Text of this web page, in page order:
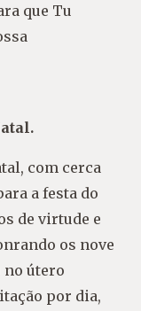
que Tu
com cerca
a festa do
de virtude e
os nove
no útero
por dia,